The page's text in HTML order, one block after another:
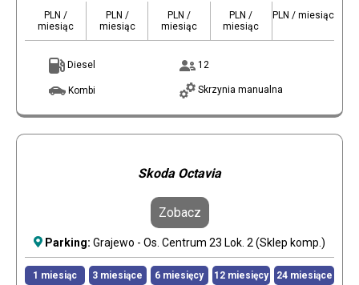
PLN /
miesiąc
PLN /
miesiąc
PLN /
miesiąc
PLN /
miesiąc
PLN / miesiąc
Diesel 12
Kombi Skrzynia manualna
Skoda Octavia
Zobacz
Parking: Grajewo - Os. Centrum 23 Lok. 2 (Sklep komp.)
1 miesiąc 3 miesiące 6 miesięcy 12 miesięcy 24 miesiące